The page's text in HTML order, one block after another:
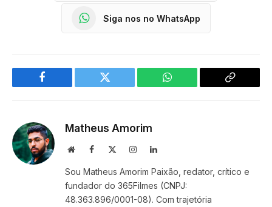
Siga nos no WhatsApp
Facebook Twitter WhatsApp
Copy
Matheus Amorim
WebsiteFacebook InstagramLinkedIn
Sou Matheus Amorim Paixão, redator, crítico e
fundador do 365Filmes (CNPJ:
48.363.896/0001-08). Com trajetória